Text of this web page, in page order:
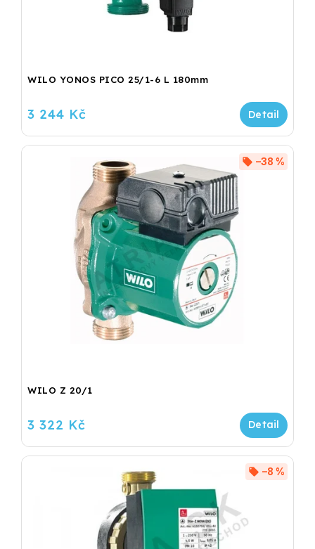
WILO YONOS PICO 25/1-6 L 180mm
3 244 Kč
WILO Z 20/1
–38 %
3 322 Kč
–8 %